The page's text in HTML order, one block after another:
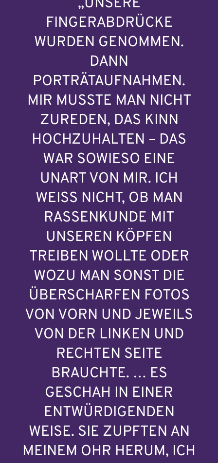
FINGERABDRÜCKE
WURDEN GENOMMEN.
DANN
PORTRÄTAUFNAHMEN.
MIR MUSSTE MAN NICHT
ZUREDEN, DAS KINN
HOCHZUHALTEN – DAS
WAR SOWIESO EINE
UNART VON MIR. ICH
WEISS NICHT, OB MAN
RASSENKUNDE MIT
UNSEREN KÖPFEN
TREIBEN WOLLTE ODER
WOZU MAN SONST DIE
ÜBERSCHARFEN FOTOS
VON VORN UND JEWEILS
VON DER LINKEN UND
RECHTEN SEITE
BRAUCHTE. … ES
GESCHAH IN EINER
ENTWÜRDIGENDEN
WEISE. SIE ZUPFTEN AN
MEINEM OHR HERUM, ICH